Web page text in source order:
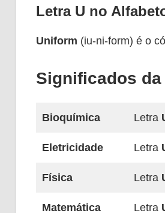
Letra U no
Uniform (iu-ni-form) é o
Significados da
Bioquímica Letra
Eletricidade Letra
Física Letra
Matemática Letra